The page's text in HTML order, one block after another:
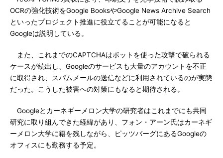
OCRの強化技術をGoogle BooksやGoogle News Archive Search
といったプロジェクト推進に役立てることが可能になると
Googleは説明している。
また、これまでのCAPTCHAはボットを使った攻撃で破られる
ケースが続出し、Googleのサービスも大量のアカウントを不正
に取得され、スパムメールの送信などに利用されているのが実態
だった。こうした被害への対策にもなると期待される。
Googleとカーネギーメロン大学の研究者はこれまでにも共同
研究に取り組んできた経緯があり、フォン・アーン氏はカーネギ
ーメロン大学に籍を残しながら、ピッツバーグにあるGoogleの
オフィスにも勤務する予定。